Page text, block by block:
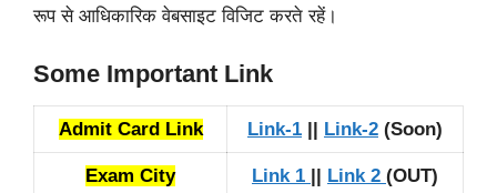
रूप से आधिकारिक वेबसाइट विजिट करते रहें।
Some Important Link
Admit Card Link Link-1 Link-2 (Soon)
Exam City Link 1 Link 2 (OUT)